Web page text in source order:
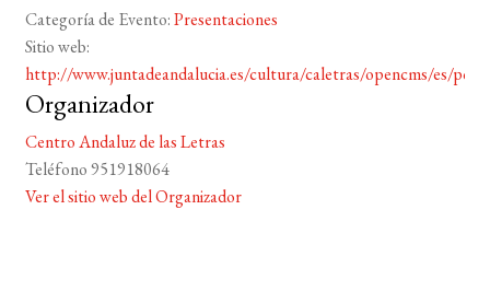
Categoría de Evento:Presentaciones
Sitio web:
http://www.juntadeandalucia.es/cultura/caletras/opencms/es/
Organizador
Centro Andaluz de las Letras
Teléfono 951918064
Ver el sitio web del Organizador